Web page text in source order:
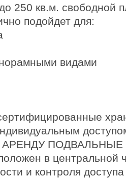
250 кв.м. свободной
подойдет для:
видами
АРЕНДУ
в центральной
и контроля